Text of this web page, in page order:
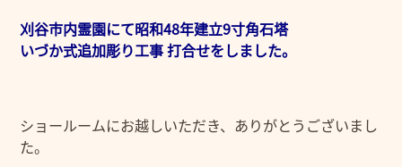
刈谷市内霊園にて昭和48年建立9寸角石塔
いづか式追加彫り工事 打合せをしました。
ショールームにお越しいただき、ありがとうございまし
た。